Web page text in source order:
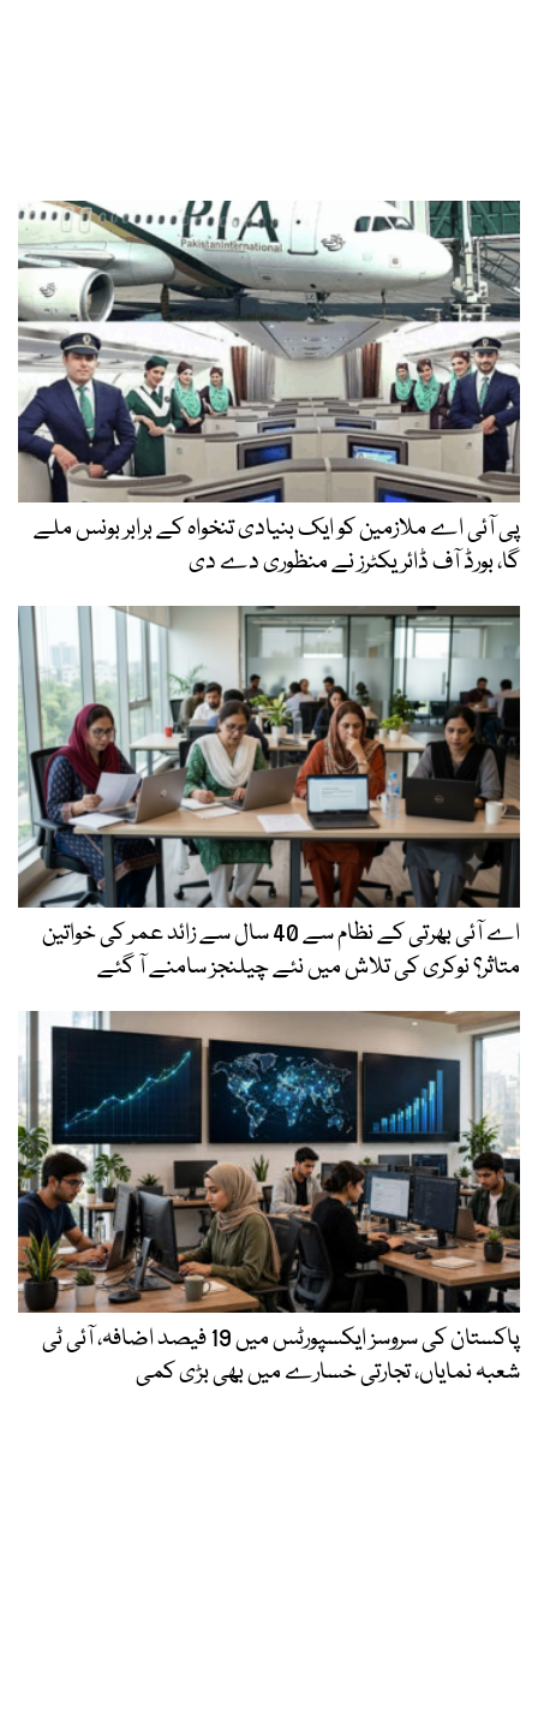
پی آئی اے ملازمین کو ایک بنیادی تنخواہ کے برابر بونس ملے
گا، بورڈ آف ڈائریکٹرز نے منظوری دے دی
اے آئی بھرتی کے نظام سے 40 سال سے زائد عمر کی خواتین
متاثر؟ نوکری کی تلاش میں نئے چیلنجز سامنے آ گئے
پاکستان کی سروسز ایکسپورٹس میں 19 فیصد اضافہ، آئی ٹی
شعبہ نمایاں، تجارتی خسارے میں بھی بڑی کمی